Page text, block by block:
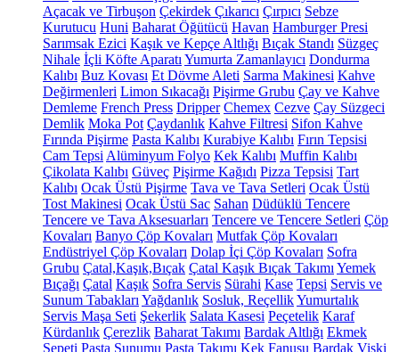
Açacak ve Tirbuşon Çekirdek Çıkarıcı Çırpıcı Sebze
Kurutucu Huni Baharat Öğütücü Havan Hamburger Presi
Sarımsak Ezici Kaşık ve Kepçe Altlığı Bıçak Standı Süzgeç
Nihale İçli Köfte Aparatı Yumurta Zamanlayıcı Dondurma
Kalıbı Buz Kovası Et Dövme Aleti Sarma Makinesi Kahve
Değirmenleri Limon Sıkacağı Pişirme Grubu Çay ve Kahve
Demleme French Press Dripper Chemex Cezve Çay Süzgeci
Demlik Moka Pot Çaydanlık Kahve Filtresi Sifon Kahve
Fırında Pişirme Pasta Kalıbı Kurabiye Kalıbı Fırın Tepsisi
Cam Tepsi Alüminyum Folyo Kek Kalıbı Muffin Kalıbı
Çikolata Kalıbı Güveç Pişirme Kağıdı Pizza Tepsisi Tart
Kalıbı Ocak Üstü Pişirme Tava ve Tava Setleri Ocak Üstü
Tost Makinesi Ocak Üstü Sac Sahan Düdüklü Tencere
Tencere ve Tava Aksesuarları Tencere ve Tencere Setleri Çöp
Kovaları Banyo Çöp Kovaları Mutfak Çöp Kovaları
Endüstriyel Çöp Kovaları Dolap İçi Çöp Kovaları Sofra
Grubu Çatal,Kaşık,Bıçak Çatal Kaşık Bıçak Takımı Yemek
Bıçağı Çatal Kaşık Sofra Servis Sürahi Kase Tepsi Servis ve
Sunum Tabakları Yağdanlık Sosluk, ReçellikYumurtalık
Servis Maşa Seti Şekerlik Salata Kasesi Peçetelik Karaf
Kürdanlık Çerezlik Baharat Takımı Bardak Altlığı Ekmek
Sepeti Pasta Sunumu Pasta Takımı Kek Fanusu Bardak Viski